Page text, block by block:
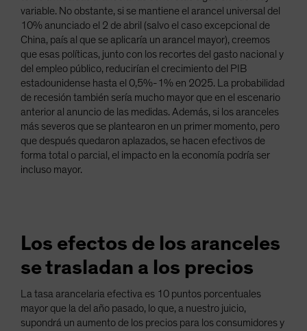
variable. No obstante, si se mantiene el arancel universal del
10% anunciado el 2 de abril (salvo el caso excepcional de
China, país al que se aplicaría un arancel mayor), creemos
que esas políticas, junto con los recortes del gasto nacional y
del empleo público, reducirían el crecimiento del PIB
estadounidense hasta el 0,5%-1% en 2025. La probabilidad
de recesión también sería mucho mayor que en el escenario
anterior al anuncio de las medidas. Además, si los aranceles
más severos que se plantearon en un primer momento, pero
que después quedaron aplazados, se hacen efectivos de
forma total o parcial, el impacto en la economía podría ser
incluso mayor.
Los efectos de los aranceles
se trasladan a los precios
La tasa arancelaria efectiva es 10 puntos porcentuales
mayor que la del año pasado, lo que, a nuestro juicio,
supondrá un aumento de los precios para los consumidores y